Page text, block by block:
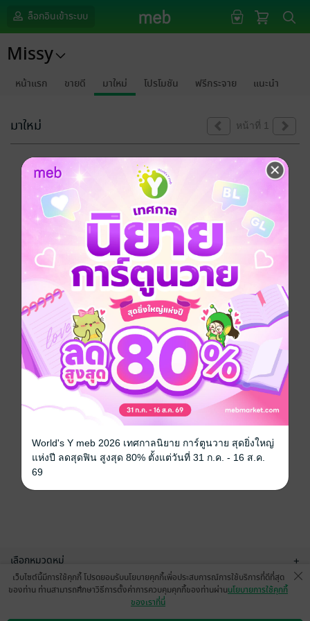
ล็อกอินเข้าระบบ
Missy
หน้าแรก ขายดี มาใหม่ โปรโมชัน ฟรีกระจาย แนะนำ
มาใหม่ หน้าที่ 1
ขออภัยด้วยนะคะ
ไม่พบข้อมูลในหัวข้อที่คุณกำลังชมค่ะ
เลือกหมวดหมู่ +
บริการช่วยเหลือ
เว็บไซต์นี้มีการใช้คุกกี้ โปรดยอมรับนโยบายคุกกี้เพื่อประสบการณ์การใช้บริการที่ดีที่สุด
ของท่าน ท่านสามารถศึกษาวิธีการตั้งค่าการควบคุมคุกกี้ของท่านผ่านนโยบายการใช้คุกกี้
ของเราที่นี่
World's Y meb 2026 เทศกาลนิยาย การ์ตูนวาย สุดยิ่งใหญ่
แห่งปี ลดสุดฟิน สูงสุด 80% ตั้งแต่วันที่ 31 ก.ค. - 16 ส.ค.
69